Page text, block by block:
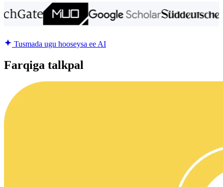
Tusmada ugu hooseysa ee AI
Farqiga talkpal